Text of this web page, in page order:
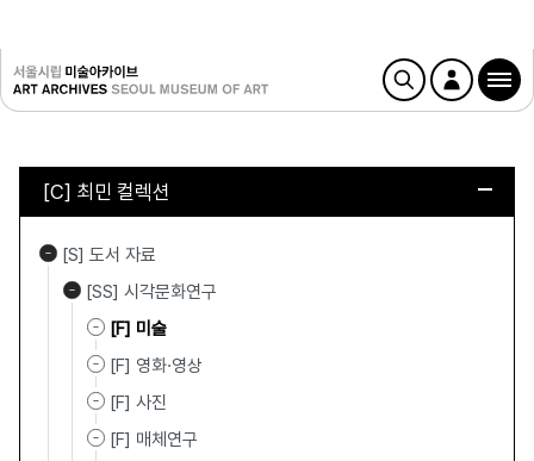
[C] 최민 컬렉션
[S] 도서 자료
[SS] 시각문화연구
[F] 미술
[F] 영화·영상
[F] 사진
[F] 매체연구